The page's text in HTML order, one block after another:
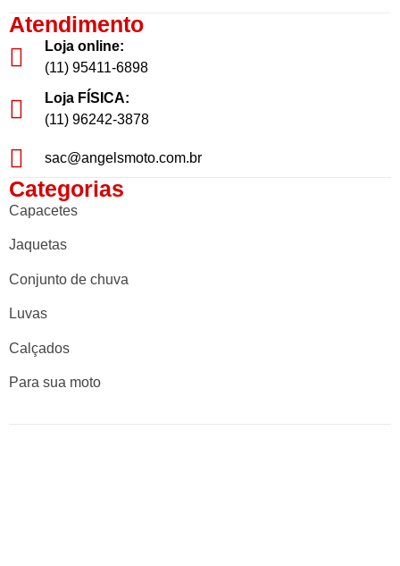
Atendimento
Loja online:
(11) 95411-6898
Loja FÍSICA:
(11) 96242-3878
sac@angelsmoto.com.br
Categorias
Capacetes
Jaquetas
Conjunto de chuva
Luvas
Calçados
Para sua moto